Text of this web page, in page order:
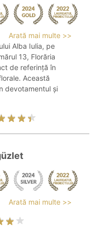
Arată mai multe >>
Alba Iulia, pe
13, Florăria
de referință în
Această
devotamentul și
Arată mai multe >>